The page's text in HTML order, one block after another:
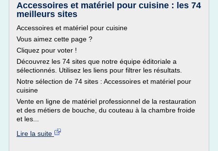
Accessoires et matériel pour cuisine : les 74
meilleurs sites
Accessoires et matériel pour cuisine
Vous aimez cette page ?
Cliquez pour voter !
Découvrez les 74 sites que notre équipe éditoriale a
sélectionnés. Utilisez les liens pour filtrer les résultats.
Notre sélection de 74 sites : Accessoires et matériel pour
cuisine
Vente en ligne de matériel professionnel de la restauration
et des métiers de bouche, du couteau à la chambre froide
et les...
Lire la suite